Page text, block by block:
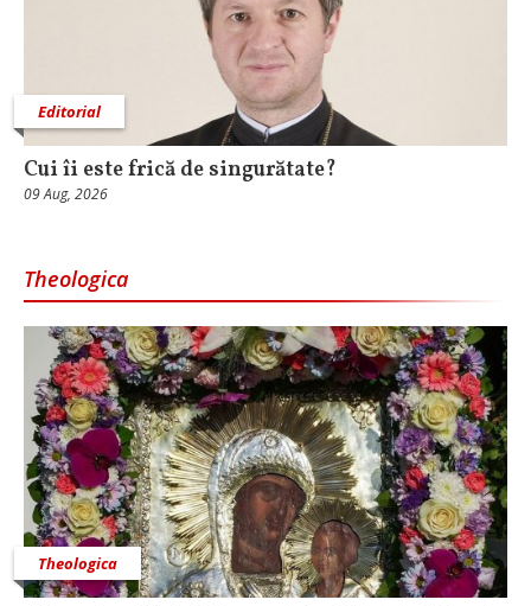
Editorial
Cui îi este frică de singurătate?
09 Aug, 2026
Theologica
Theologica